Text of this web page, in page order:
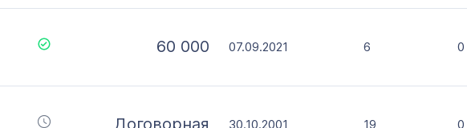
60 000 07.09.2021 6 0
Договорная 30.10.2001 19 0